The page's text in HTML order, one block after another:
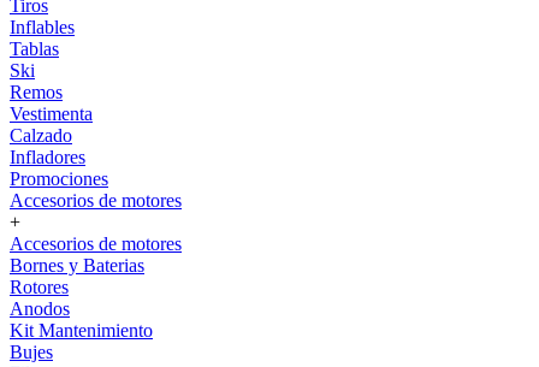
Tiros
Inflables
Tablas
Ski
Remos
Vestimenta
Calzado
Infladores
Promociones
Accesorios de motores
+
Accesorios de motores
Bornes y Baterias
Rotores
Anodos
Kit Mantenimiento
Bujes